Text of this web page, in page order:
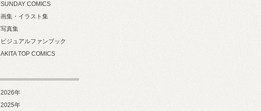
SUNDAY COMICS
画集・イラスト集
写真集
ビジュアルファンブック
AKITA TOP COMICS
2026年
2025年